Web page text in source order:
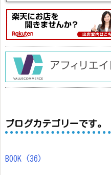
ブログカテゴリーです。
BOOK (36)